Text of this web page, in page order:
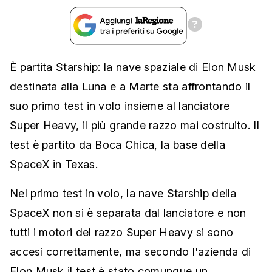
È partita Starship: la nave spaziale di Elon Musk
destinata alla Luna e a Marte sta affrontando il
suo primo test in volo insieme al lanciatore
Super Heavy, il più grande razzo mai costruito. Il
test è partito da Boca Chica, la base della
SpaceX in Texas.
Nel primo test in volo, la nave Starship della
SpaceX non si è separata dal lanciatore e non
tutti i motori del razzo Super Heavy si sono
accesi correttamente, ma secondo l'azienda di